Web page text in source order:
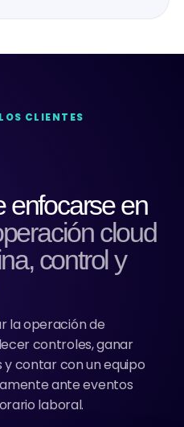
CLIENTES
enfocarse en
cloud
control y
la operación de
controles, ganar
y contar con un equipo
ante eventos
laboral.